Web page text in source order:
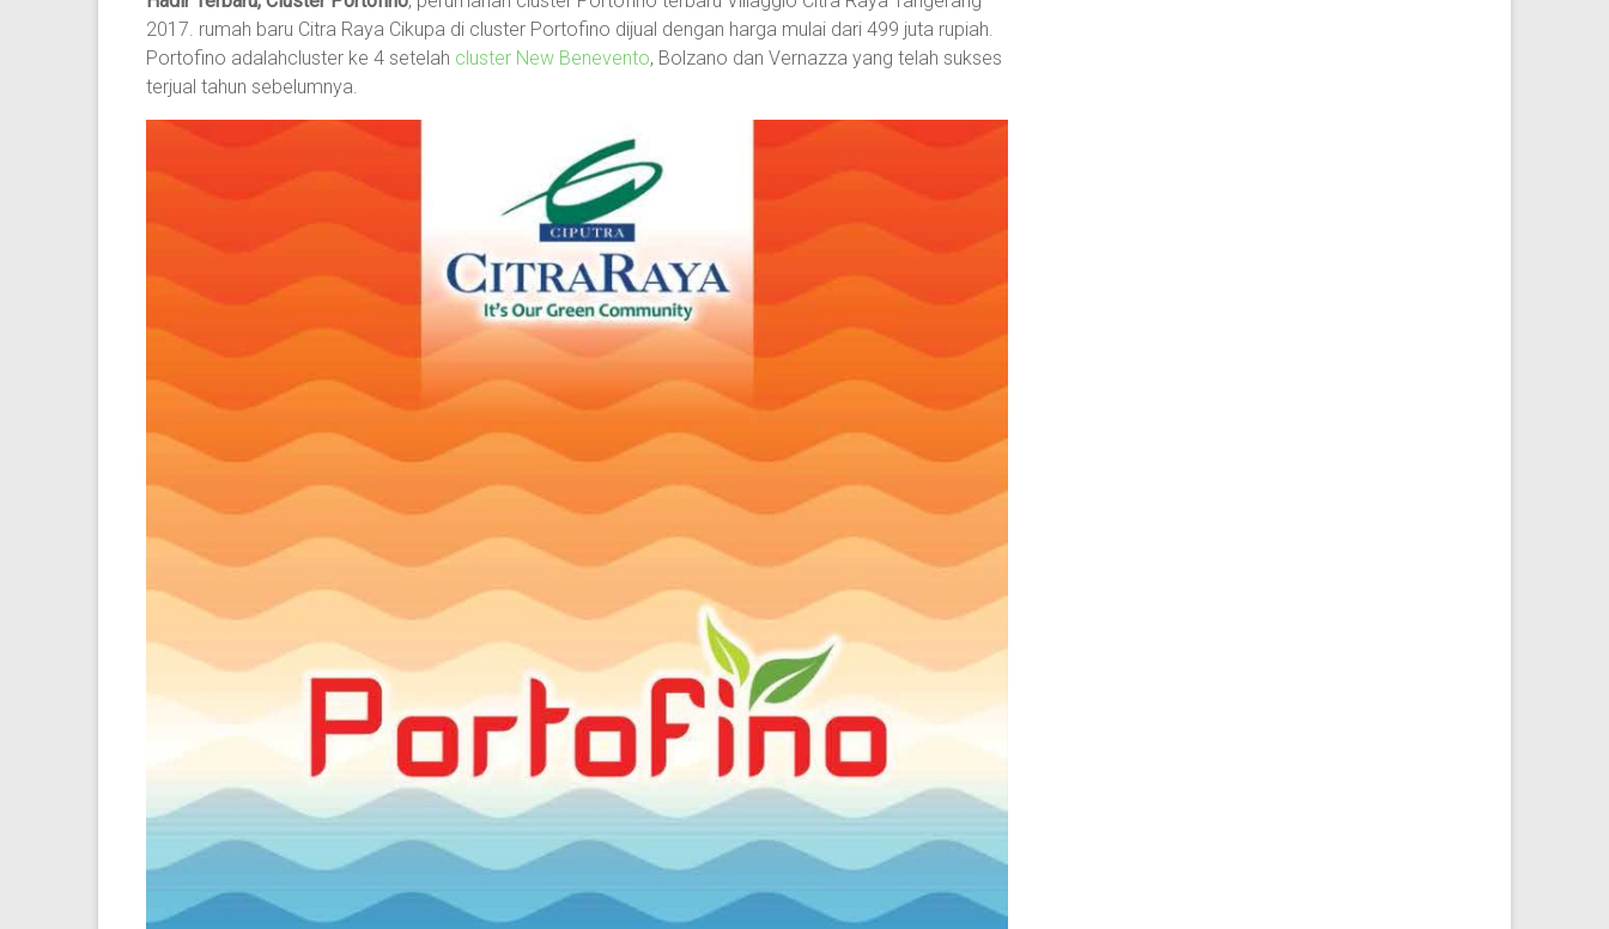
2017. rumah baru Citra Raya Cikupa di cluster Portofino dijual dengan harga mulai dari 499 juta rupiah.
Portofino adalahcluster ke 4 setelah cluster New Benevento, Bolzano dan Vernazza yang telah sukses
terjual tahun sebelumnya.